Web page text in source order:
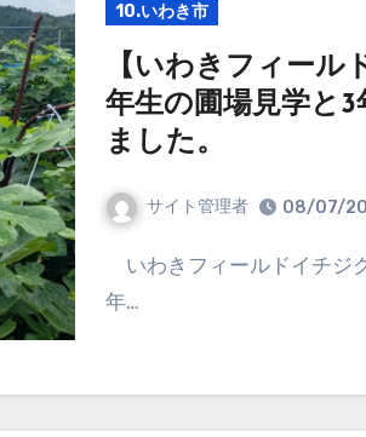
10.いわき市
【いわきフィー
年生の圃場見学と
ました。
サイト管理者 08/07/
いわきフィールドイチジク生産班は、7月24日に2年生と3
年…